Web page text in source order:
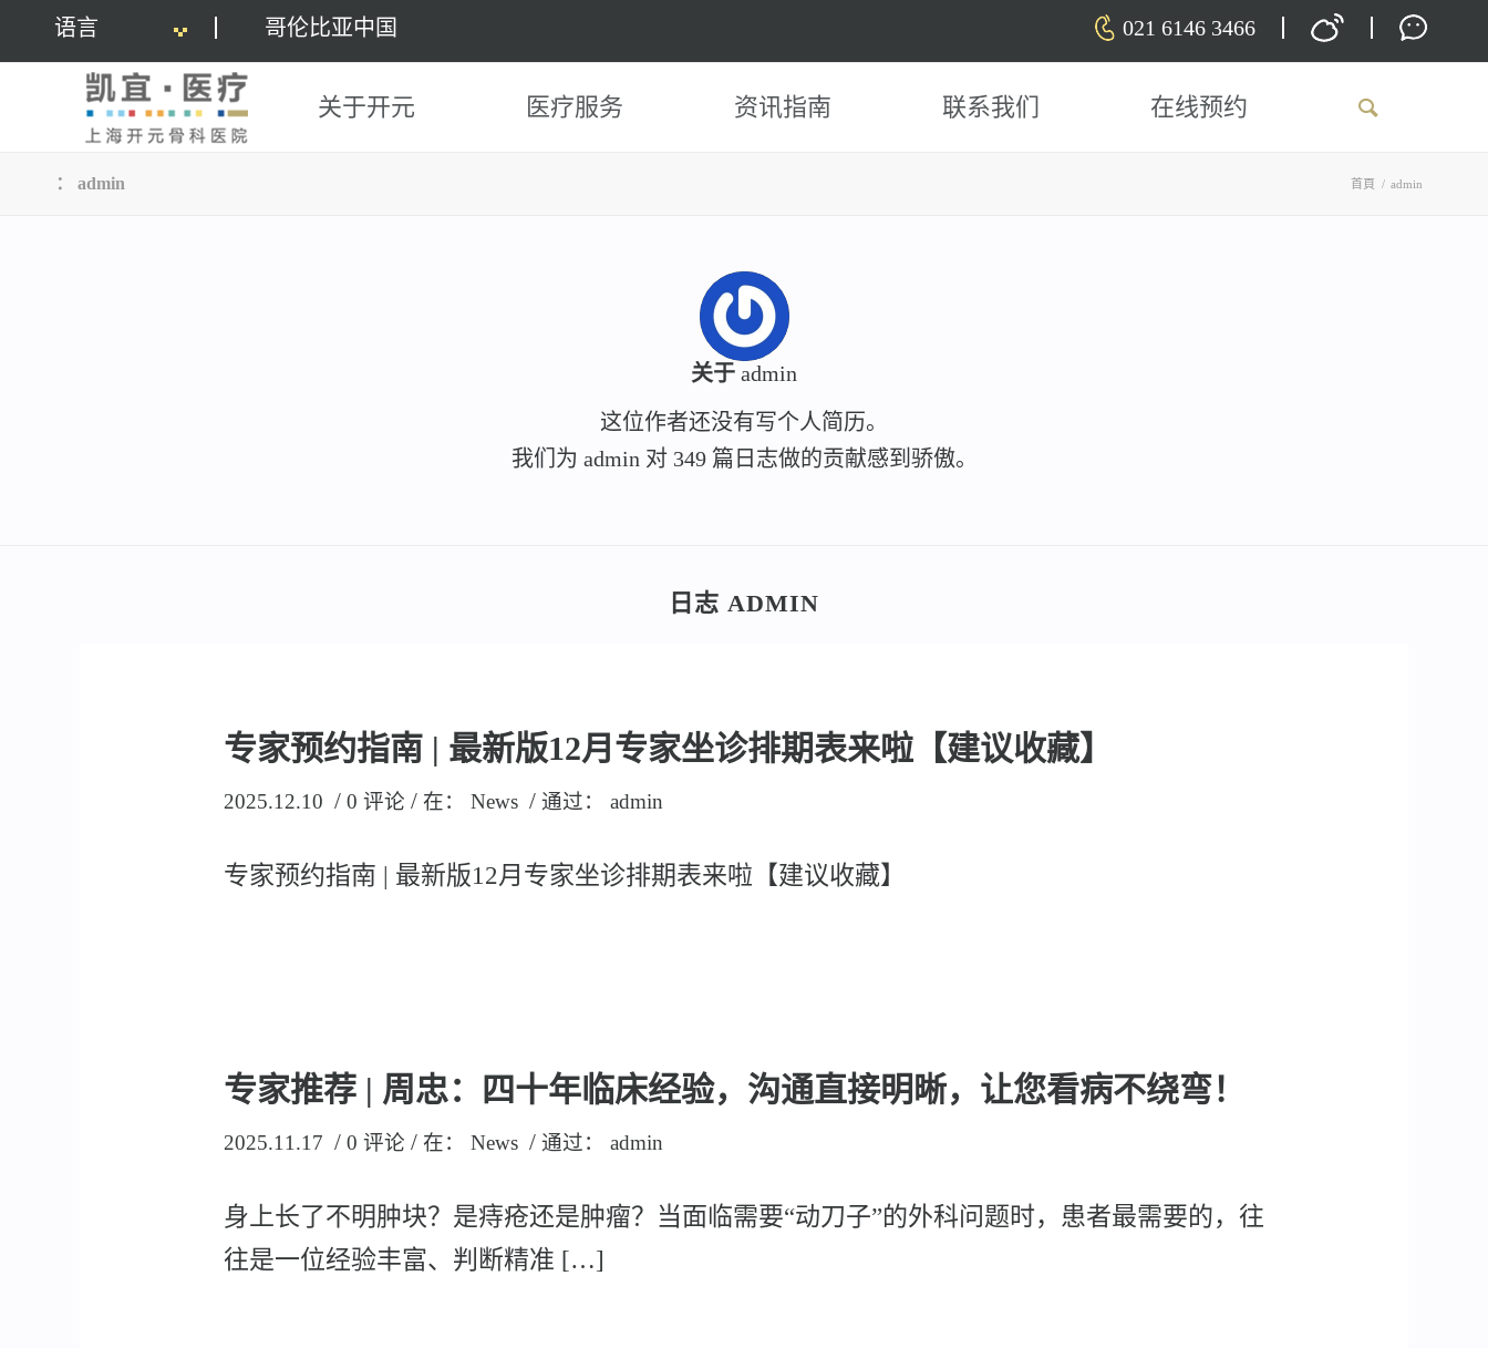
语言 哥伦比亚中国 021 6146 3466
关于开元 医疗服务 资讯指南 联系我们 在线预约
： admin 首頁 / admin
关于 admin
这位作者还没有写个人简历。
我们为 admin 对 349 篇日志做的贡献感到骄傲。
日志 ADMIN
专家预约指南 | 最新版12月专家坐诊排期表来啦【建议收藏】
2025.12.10 / 0 评论 / 在： News / 通过： admin
专家预约指南 | 最新版12月专家坐诊排期表来啦【建议收藏】
专家推荐 | 周忠：四十年临床经验，沟通直接明晰，让您看病不绕弯！
2025.11.17 / 0 评论 / 在： News / 通过： admin
身上长了不明肿块？是痔疮还是肿瘤？当面临需要“动刀子”的外科问题时，患者最需要的，往
往是一位经验丰富、判断精准 […]